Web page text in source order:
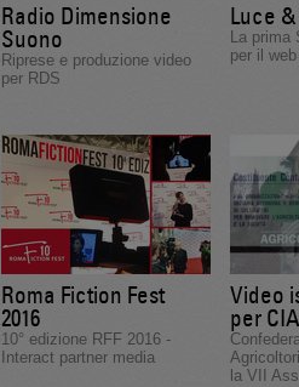
Radio Dimensione
Suono
Riprese e produzione video
per RDS
Luce
La prima
per il web
Roma Fiction Fest
2016
10° edizione RFF 2016 -
Interact partner media
Video
per CIA
la VII